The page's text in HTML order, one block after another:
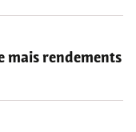
mais rendements